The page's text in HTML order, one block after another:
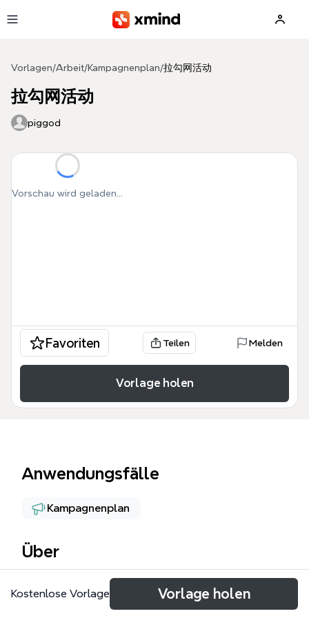
Vorlagen/Arbeit/Kampagnenplan/拉勾网活动
拉勾网活动
piggod
Vorschau wird geladen...
Favoriten Teilen Melden
Vorlage holen
Anwendungsfälle
Kampagnenplan
Über
拉勾网活动模板是Xmind上一份专为互联网招聘平台活
动策划设计的思维导图，涵盖从合同签订到投放复盘的
Kostenlose Vorlage Vorlage holen